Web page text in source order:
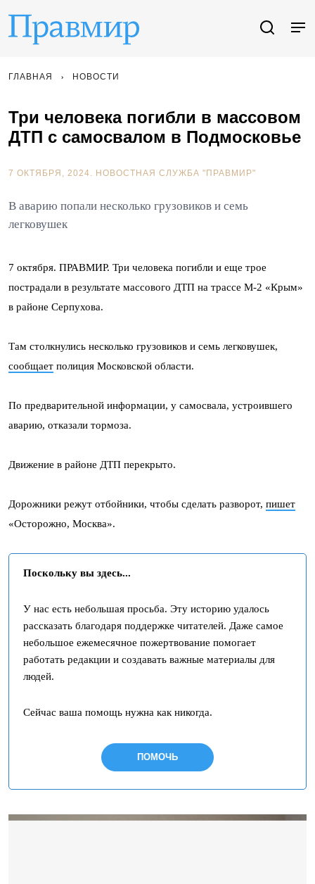
ГЛАВНАЯ НОВОСТИ
Три человека погибли в массовом
ДТП с самосвалом в Подмосковье
7 ОКТЯБРЯ, 2024. НОВОСТНАЯ СЛУЖБА "ПРАВМИР"
В аварию попали несколько грузовиков и семь
легковушек
7 октября. ПРАВМИР. Три человека погибли и еще трое
пострадали в результате массового ДТП на трассе М-2 «Крым»
в районе Серпухова.
Там столкнулись несколько грузовиков и семь легковушек,
сообщает полиция Московской области.
По предварительной информации, у самосвала, устроившего
аварию, отказали тормоза.
Движение в районе ДТП перекрыто.
Дорожники режут отбойники, чтобы сделать разворот, пишет
«Осторожно, Москва».
Поскольку вы здесь...
У нас есть небольшая просьба. Эту историю удалось
рассказать благодаря поддержке читателей. Даже самое
небольшое ежемесячное пожертвование помогает
работать редакции и создавать важные материалы для
людей.
Сейчас ваша помощь нужна как никогда.
ПОМОЧЬ